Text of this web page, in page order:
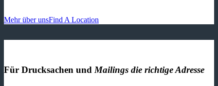
Mehr über unsFind A Location
Für Drucksachen und Mailings die richtige Adresse